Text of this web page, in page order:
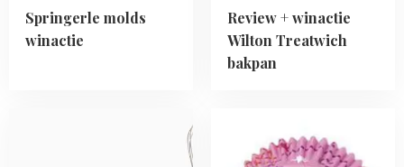
Springerle molds
winactie
Review + winactie
Wilton Treatwich
bakpan
about